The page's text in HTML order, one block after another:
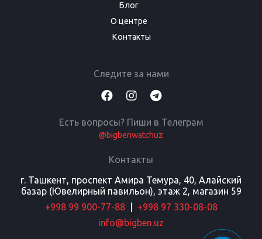
Блог
О центре
Контакты
Следите за нами
Есть вопросы? Пиши в Телеграм
@bigbenwatchuz
Контакты
г. Ташкент, проспект Амира Темура, 40, Алайский
базар (Ювелирный павильон), этаж 2, магазин 59
+998 99 900-77-88
+998 97 330-08-08
info@bigben.uz